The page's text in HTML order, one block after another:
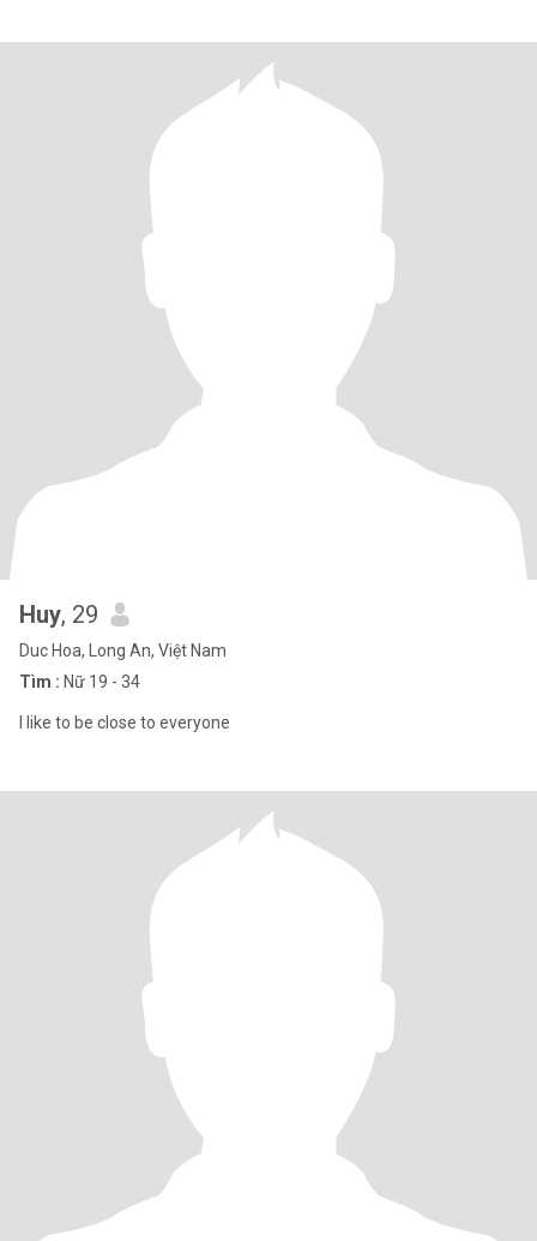
Huy, 29
Duc Hoa, Long An, Việt Nam
Tìm : Nữ 19 - 34
I like to be close to everyone